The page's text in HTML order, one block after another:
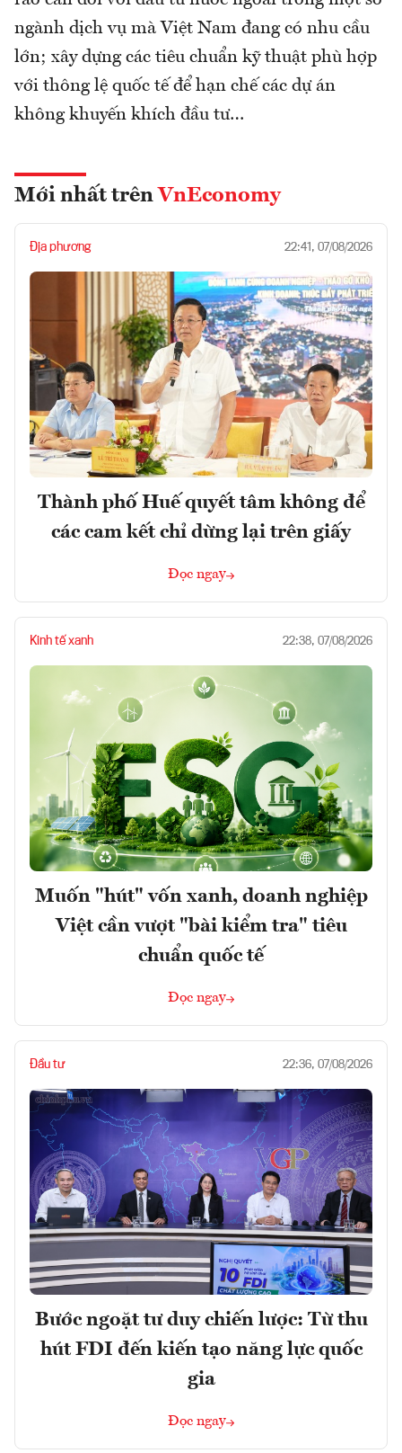
ngành dịch vụ mà Việt Nam đang có nhu cầu
lớn; xây dựng các tiêu chuẩn kỹ thuật phù hợp
với thông lệ quốc tế để hạn chế các dự án
không khuyến khích đầu tư…
Mới nhất trên VnEconomy
Địa phương 22:41, 07/08/2026
Thành phố Huế quyết tâm không để
các cam kết chỉ dừng lại trên giấy
Đọc ngay
Kinh tế xanh 22:38, 07/08/2026
Muốn "hút" vốn xanh, doanh nghiệp
Việt cần vượt "bài kiểm tra" tiêu
chuẩn quốc tế
Đọc ngay
Đầu tư 22:36, 07/08/2026
Bước ngoặt tư duy chiến lược: Từ thu
hút FDI đến kiến tạo năng lực quốc
gia
Đọc ngay